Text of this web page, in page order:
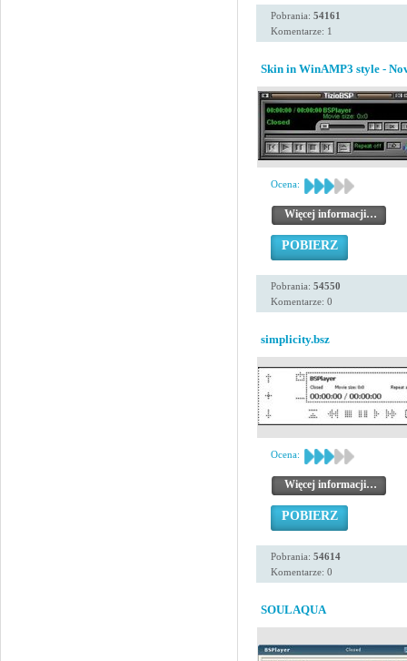
Pobrania: 54161
Komentarze: 1
Skin in WinAMP3 style -
Ocena:
Więcej informacji…
POBIERZ
Pobrania: 54550
Komentarze: 0
simplicity.bsz
Ocena:
Więcej informacji…
POBIERZ
Pobrania: 54614
Komentarze: 0
SOULAQUA